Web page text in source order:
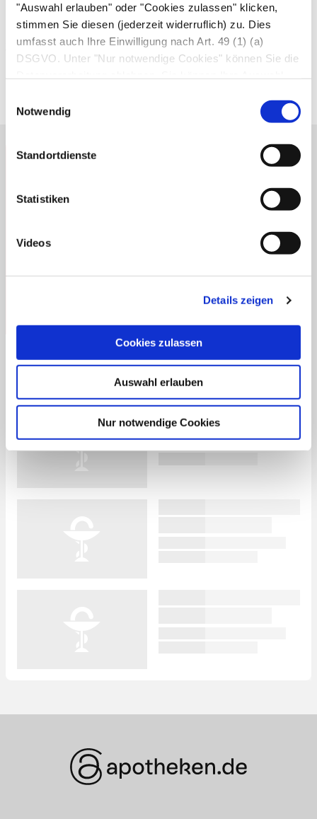
"Auswahl erlauben" oder "Cookies zulassen" klicken,
stimmen Sie diesen (jederzeit widerruflich) zu. Dies
umfasst auch Ihre Einwilligung nach Art. 49 (1) (a)
DSGVO. Unter "Nur notwendige Cookies" können Sie die
Notwendig
Standortdienste
Statistiken
Videos
Details zeigen
Cookies zulassen
Auswahl erlauben
Nur notwendige Cookies
Es gilt immer die dem Medikament beiliegende
Packungsbeilage. Bei Unklarheiten oder gesundheitlichen
Beschwerden wenden Sie sich bitte an Ihre Ärzt*in oder
an Ihre Apotheke. Eine Haftung für die Richtigkeit,
Vollständigkeit oder Aktualität der bereitgestellten
Dokumente ist ausgeschlossen.
https://apotheken.de/impressum
Apotheken und
Notdienste finden
PLZ
Straße
Mein Standort
Apotheken in Ihrer Nähe
Diese Apotheken sind nicht in meiner Nähe